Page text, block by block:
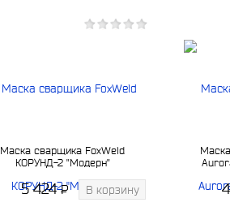
Маска сварщика FoxWeld
КОРУНД-2 "Модерн"
5 424P
- В корзину